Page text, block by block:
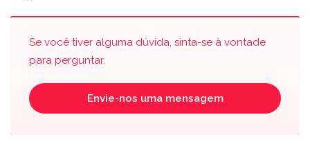
Se você tiver alguma dúvida, sinta-se à vontade
para perguntar.
Envie-nos uma mensagem